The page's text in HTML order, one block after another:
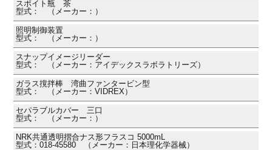
スポイト瓶 茶
型式： （メーカー：）
照明制御装置
型式： （メーカー：）
スナップイメージリーダー
型式： （メーカー：アイデックスラボラトリーズ）
ガラス撹拌棒 湾曲ファンタービン型
型式： （メーカー：VIDREX）
セパラブルカバー 三口
型式： （メーカー：）
NRK共通透明摺合ナス形フラスコ 5000mL
型式：018-45580 （メーカー：日本理化学器械）